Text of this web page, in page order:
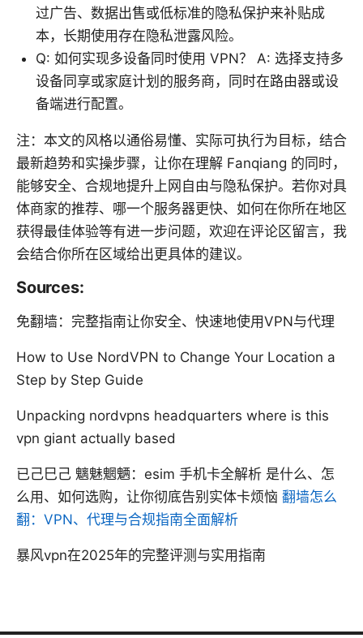
过广告、数据出售或低标准的隐私保护来补贴成
本，长期使用存在隐私泄露风险。
Q: 如何实现多设备同时使用 VPN？ A: 选择支持多
设备同享或家庭计划的服务商，同时在路由器或设
备端进行配置。
注：本文的风格以通俗易懂、实际可执行为目标，结合
最新趋势和实操步骤，让你在理解 Fanqiang 的同时，
能够安全、合规地提升上网自由与隐私保护。若你对具
体商家的推荐、哪一个服务器更快、如何在你所在地区
获得最佳体验等有进一步问题，欢迎在评论区留言，我
会结合你所在区域给出更具体的建议。
Sources:
免翻墙：完整指南让你安全、快速地使用VPN与代理
How to Use NordVPN to Change Your Location a
Step by Step Guide
Unpacking nordvpns headquarters where is this
vpn giant actually based
已己巳己 魑魅魍魉：esim 手机卡全解析 是什么、怎
么用、如何选购，让你彻底告别实体卡烦恼 翻墙怎么
翻：VPN、代理与合规指南全面解析
暴风vpn在2025年的完整评测与实用指南